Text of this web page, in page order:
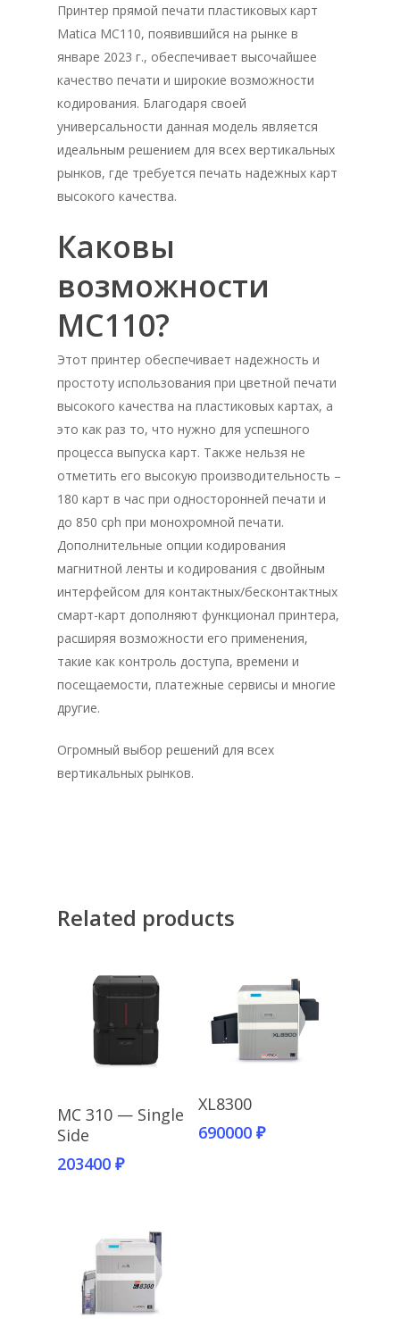
Принтер прямой печати пластиковых карт
Matica MC110, появившийся на рынке в
январе 2023 г., обеспечивает высочайшее
качество печати и широкие возможности
кодирования. Благодаря своей
универсальности данная модель является
идеальным решением для всех вертикальных
рынков, где требуется печать надежных карт
высокого качества.
Каковы
возможности
MC110?
Этот принтер обеспечивает надежность и
простоту использования при цветной печати
высокого качества на пластиковых картах, а
это как раз то, что нужно для успешного
процесса выпуска карт. Также нельзя не
отметить его высокую производительность –
180 карт в час при односторонней печати и
до 850 cph при монохромной печати.
Дополнительные опции кодирования
магнитной ленты и кодирования с двойным
интерфейсом для контактных/бесконтактных
смарт-карт дополняют функционал принтера,
расширяя возможности его применения,
такие как контроль доступа, времени и
посещаемости, платежные сервисы и многие
другие.
Огромный выбор решений для всех
вертикальных рынков.
Related products
Add To Cart
MC 310 — Single
Side
203400 ₽
Add To Cart
XL8300
690000 ₽